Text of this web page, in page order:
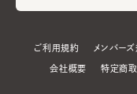
ご利用規約 メンバー
会社概要 特定商